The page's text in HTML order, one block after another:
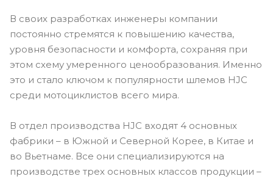
В своих разработках инженеры компании
постоянно стремятся к повышению качества,
уровня безопасности и комфорта, сохраняя при
этом схему умеренного ценообразования. Именно
это и стало ключом к популярности шлемов HJC
среди мотоциклистов всего мира.
В отдел производства HJC входят 4 основных
фабрики – в Южной и Северной Корее, в Китае и
во Вьетнаме. Все они специализируются на
производстве трех основных классов продукции –